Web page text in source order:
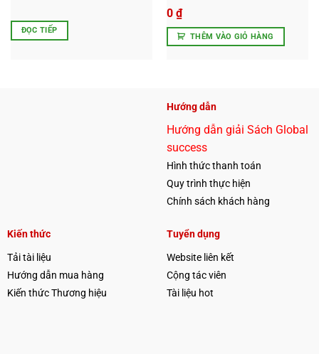
ĐỌC TIẾP
0 ₫
THÊM VÀO GIỎ HÀNG
Hướng dẫn
Hướng dẫn giải Sách Global
success
Hình thức thanh toán
Quy trình thực hiện
Chính sách khách hàng
Kiến thức
Tải tài liệu
Hướng dẫn mua hàng
Kiến thức Thương hiệu
Tuyển dụng
Website liên kết
Cộng tác viên
Tài liệu hot